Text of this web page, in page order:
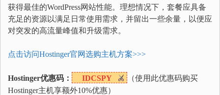
获得最佳的WordPress网站性能。理想情况下，套餐应具备
充足的资源以满足日常使用需求，并留出一些余量，以便应
对突发的高流量峰值和升级需求。
点击访问Hostinger官网选购主机方案>>>
Hostinger优惠码： IDCSPY
（使用此优惠码购买
Hostinger主机享额外10%优惠）